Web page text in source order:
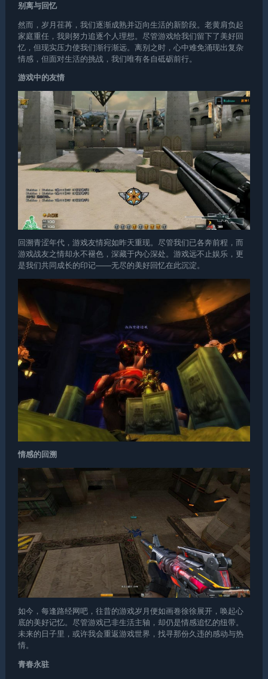
别离与回忆
然而，岁月荏苒，我们逐渐成熟并迈向生活的新阶段。老黄肩负起
家庭重任，我则努力追逐个人理想。尽管游戏给我们留下了美好回
忆，但现实压力使我们渐行渐远。离别之时，心中难免涌现出复杂
情感，但面对生活的挑战，我们唯有各自砥砺前行。
游戏中的友情
回溯青涩年代，游戏友情宛如昨天重现。尽管我们已各奔前程，而
游戏战友之情却永不褪色，深藏于内心深处。游戏远不止娱乐，更
是我们共同成长的印记——无尽的美好回忆在此沉淀。
情感的回溯
如今，每逢路经网吧，往昔的游戏岁月便如画卷徐徐展开，唤起心
底的美好记忆。尽管游戏已非生活主轴，却仍是情感追忆的纽带。
未来的日子里，或许我会重返游戏世界，找寻那份久违的感动与热
情。
青春永驻